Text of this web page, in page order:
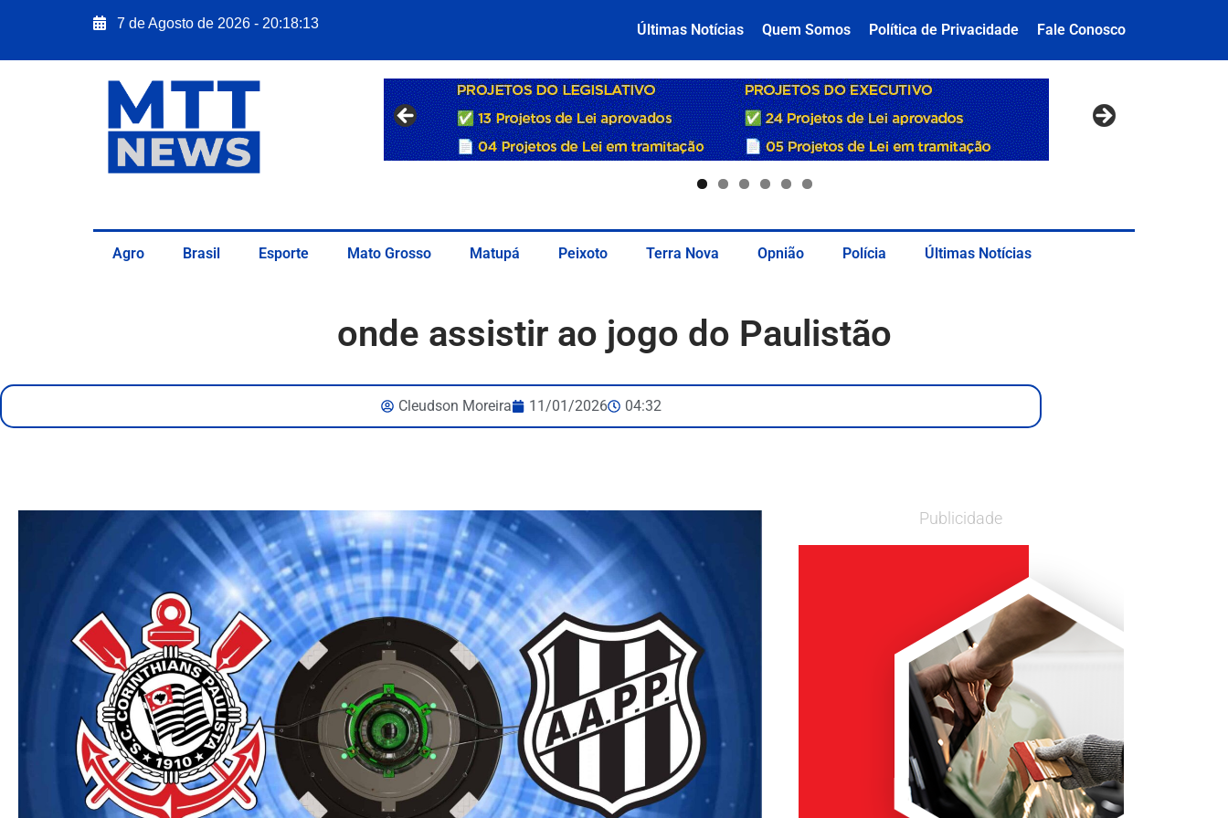
7 de Agosto de 2026 - 20:18:14 Últimas Notícias Quem Somos Política de Privacidade Fale Conosco
Agro Brasil Esporte Mato Grosso Matupá Peixoto Terra Nova Opnião Polícia Últimas Notícias
onde assistir ao jogo do Paulistão
Cleudson Moreira 11/01/2026 04:32
Publicidade